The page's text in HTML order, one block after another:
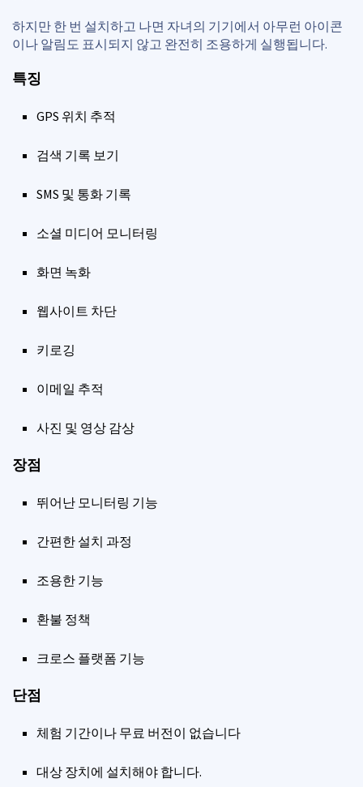
하지만 한 번 설치하고 나면 자녀의 기기에서 아무런 아이콘
이나 알림도 표시되지 않고 완전히 조용하게 실행됩니다.
특징
GPS 위치 추적
검색 기록 보기
SMS 및 통화 기록
소셜 미디어 모니터링
화면 녹화
웹사이트 차단
키로깅
이메일 추적
사진 및 영상 감상
장점
뛰어난 모니터링 기능
간편한 설치 과정
조용한 기능
환불 정책
크로스 플랫폼 기능
단점
체험 기간이나 무료 버전이 없습니다
대상 장치에 설치해야 합니다.